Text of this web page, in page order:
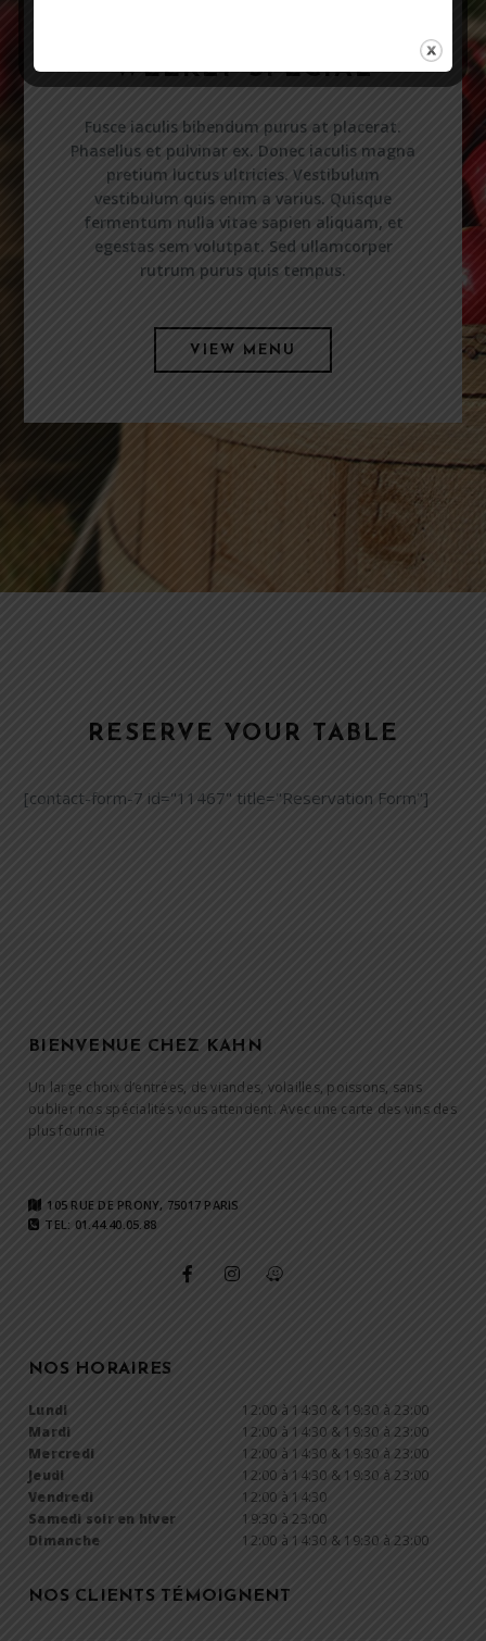
WEEKLY SPECIAL
Fusce iaculis bibendum purus at placerat.
Phasellus et pulvinar ex. Donec iaculis magna
pretium luctus ultricies. Vestibulum
vestibulum quis enim a varius. Quisque
fermentum nulla vitae sapien aliquam, et
egestas sem volutpat. Sed ullamcorper
rutrum purus quis tempus.
VIEW MENU
RESERVE YOUR TABLE
[contact-form-7 id="11467" title="Reservation Form"]
BIENVENUE CHEZ KAHN
Un large choix d’entrées, de viandes, volailles, poissons, sans
oublier nos spécialités vous attendent. Avec une carte des vins des
plus fournie
105 RUE DE PRONY, 75017 PARIS
TEL: 01.44.40.05.88
NOS HORAIRES
Lundi
12:00 à 14:30 & 19:30 à 23:00
Mardi
12:00 à 14:30 & 19:30 à 23:00
Mercredi
12:00 à 14:30 & 19:30 à 23:00
Jeudi
12:00 à 14:30 & 19:30 à 23:00
Vendredi
12:00 à 14:30
Samedi soir en hiver
19:30 à 23:00
Dimanche
12:00 à 14:30 & 19:30 à 23:00
NOS CLIENTS TÉMOIGNENT